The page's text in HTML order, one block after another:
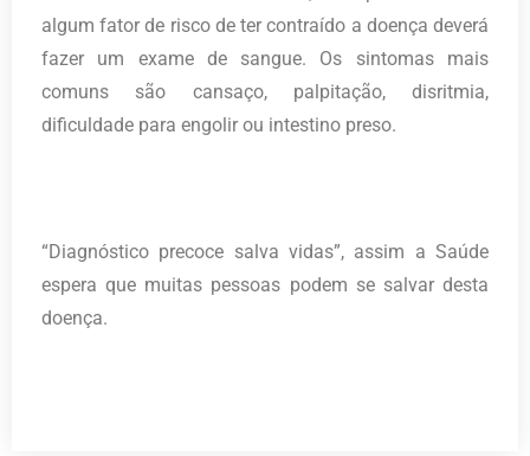
algum fator de risco de ter contraído a doença deverá
fazer um exame de sangue. Os sintomas mais
comuns são cansaço, palpitação, disritmia,
dificuldade para engolir ou intestino preso.
“Diagnóstico precoce salva vidas”, assim a Saúde
espera que muitas pessoas podem se salvar desta
doença.